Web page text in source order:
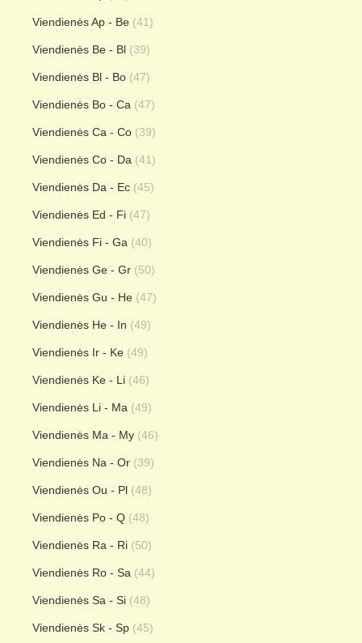
Viendienės Ap - Be (41)
Viendienės Be - Bl (39)
Viendienės Bl - Bo (47)
Viendienės Bo - Ca (47)
Viendienės Ca - Co (39)
Viendienės Co - Da (41)
Viendienės Da - Ec (45)
Viendienės Ed - Fi (47)
Viendienės Fi - Ga (40)
Viendienės Ge - Gr (50)
Viendienės Gu - He (47)
Viendienės He - In (49)
Viendienės Ir - Ke (49)
Viendienės Ke - Li (46)
Viendienės Li - Ma (49)
Viendienės Ma - My (46)
Viendienės Na - Or (39)
Viendienės Ou - Pl (48)
Viendienės Po - Q (48)
Viendienės Ra - Ri (50)
Viendienės Ro - Sa (44)
Viendienės Sa - Si (48)
Viendienės Sk - Sp (45)